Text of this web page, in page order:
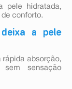
pele hidratada,
conforto.
a pele
rápida absorção,
sem sensação